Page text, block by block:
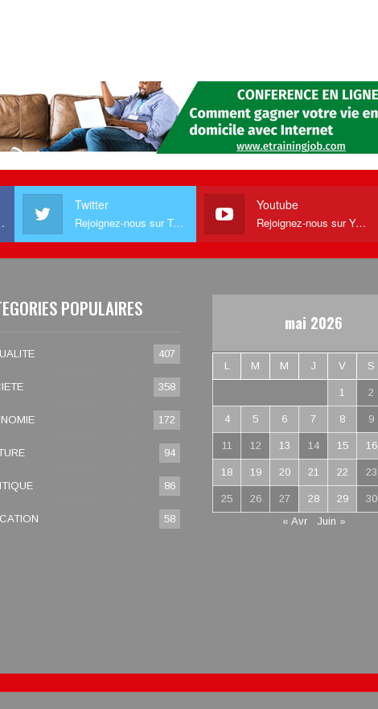
Twitter
Rejoignez-nous sur Twitter
Youtube
Rejoignez-nous sur Youtube
POPULAIRES
407
358
172
94
86
58
mai 2026
L M M J V S
1 2
4 5 6 7 8 9
11 12 13 14 15 16
18 19 20 21 22 23
25 26 27 28 29 30
« Avr
Juin »